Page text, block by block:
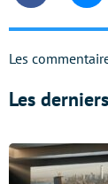
Les
Les